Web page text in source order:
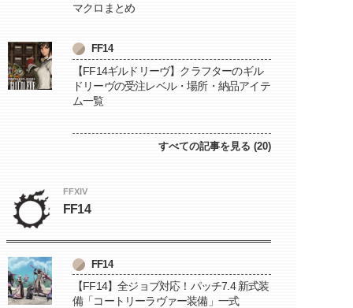
マクロまとめ
FF14
【FF14ギルドリーヴ】クラフターのギル
ドリーヴの受注レベル・場所・納品アイテ
ム一覧
すべての記事を見る (20)
FFXIV
FF14
FF14
【FF14】全ジョブ対応！パッチ7.4 新式装
備「コートリーラヴァー装備」一式